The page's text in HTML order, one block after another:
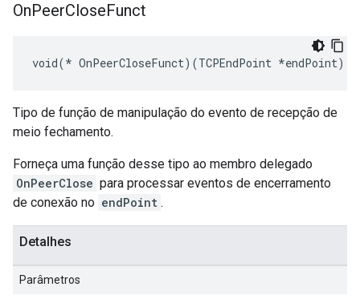
OnPeerCloseFunct
void(* OnPeerCloseFunct)(TCPEndPoint *endPoint)
Tipo de função de manipulação do evento de recepção de
meio fechamento.
Forneça uma função desse tipo ao membro delegado
OnPeerClose para processar eventos de encerramento
de conexão no endPoint .
Detalhes
Parâmetros